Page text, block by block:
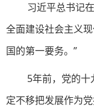
习近平总书记
全面建设社会主义
国的第一要务。”
5年前，党的十
定不移把发展作为